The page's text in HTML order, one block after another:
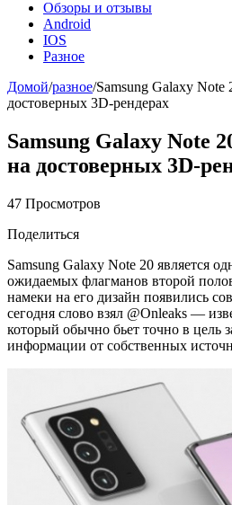
Обзоры и отзывы
Android
IOS
Разное
Домой/разное/Samsung Galaxy Note
достоверных 3D-рендерах
Samsung Galaxy Note
на достоверных 3D-
47 Просмотров
Поделиться
Samsung Galaxy Note 20 является
ожидаемых флагманов второй
намеки на его дизайн появились
сегодня слово взял @Onleaks —
который обычно бьет точно в цель
информации от собственных